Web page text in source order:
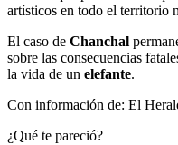
artísticos en todo el territorio
El caso de Chanchal
sobre las consecuencias
la vida de un elefante.
Con información de: El
¿Qué te pareció?